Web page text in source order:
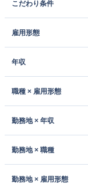
こだわり条件
雇用形態
年収
職種 × 雇用形態
勤務地 × 年収
勤務地 × 職種
勤務地 × 雇用形態